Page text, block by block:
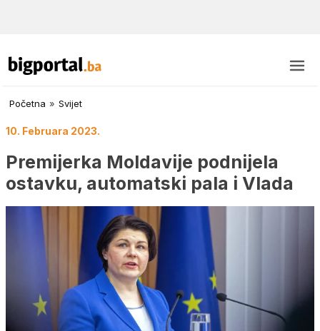
Početna » Svijet
10. Februara 2023.
Premijerka Moldavije podnijela
ostavku, automatski pala i Vlada